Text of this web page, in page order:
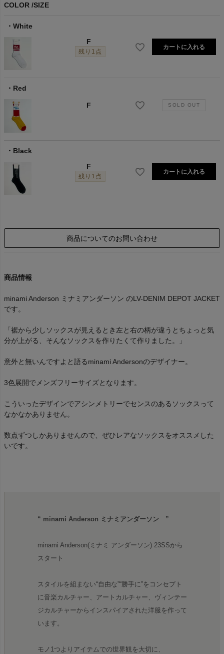
COLOR SIZE
White
F
残り1点
カートに入れる
Red
F
Black
F
残り1点
カートに入れる
商品についてのお問い合わせ
商品情報
minami Anderson ミナミアンダーソン のLV-DENIM DEPOT JACKET
です。
「裾から少しソックスが見えるとき左と右の柄が違うとちょっと気
分が上がる、そんなソックスを作りたくて作りました。」
意外と無いんですよと語るminami Andersonのデザイナー。
3色展開でメンズフリーサイズとなります。
こういったデザインでアシンメトリーでセンスのあるソックスって
なかなかありません。
数点ずつしかありませんので、ぜひレアなソックスをオススメした
いです。
“ minami Anderson ミナミアンダーソン ”
minami Anderson(ミナミ アンダーソン) 23SSから
スタート
スタイルを組まない“自由な”“勝手に”をコンセプト
に音楽カルチャー、アートカルチャー、ヴィンテー
ジカルチャーからインスパイアされた洋服を作って
います。
モノ1つよりアイテムでの世界観を大切に、